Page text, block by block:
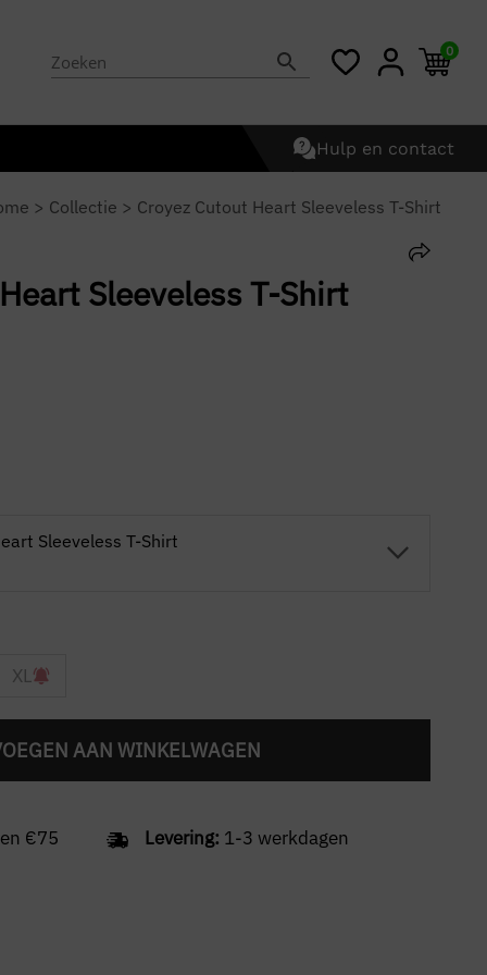
0
Hulp en contact
> Collectie > Croyez Cutout Heart Sleeveless T-Shirt
Sleeveless T-Shirt
Sleeveless T-Shirt
XL
AAN WINKELWAGEN
€75 Levering: 1-3 werkdagen